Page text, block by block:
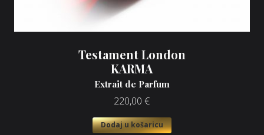
Testament London
KARMA
Extrait de Parfum
220,00 €
Dodaj u košaricu